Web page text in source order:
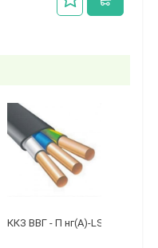
ККЗ ВВГ - П нг(А)-LS 3 х 1,5